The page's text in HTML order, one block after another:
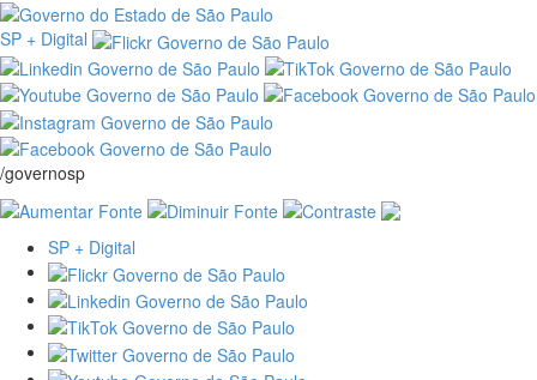
SP + Digital
/governosp
SP + Digital